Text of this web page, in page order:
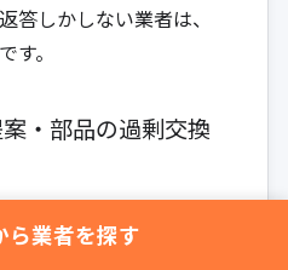
答しかしない業者は、
す。
・部品の過剰交換
化するために、本来は
ら業者を探す